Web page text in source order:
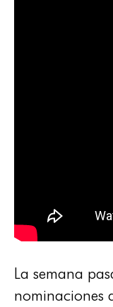
La semana
nominaciones